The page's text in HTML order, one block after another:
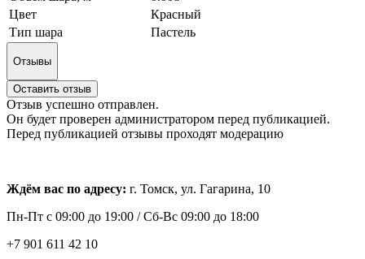
Цвет
Красный
Тип шара
Пастель
Отзывы
Оставить отзыв
Отзыв успешно отправлен.
Он будет проверен администратором перед публикацией.
Перед публикацией отзывы проходят модерацию
Ждём вас по адресу: г. Томск, ул. Гагарина, 10
Пн-Пт с 09:00 до 19:00 /Сб-Вс 09:00 до 18:00
+7 901 611 42 10